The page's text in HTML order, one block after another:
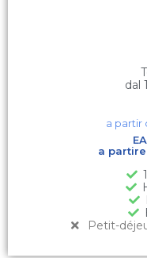
dal
a partir
a
Petit-